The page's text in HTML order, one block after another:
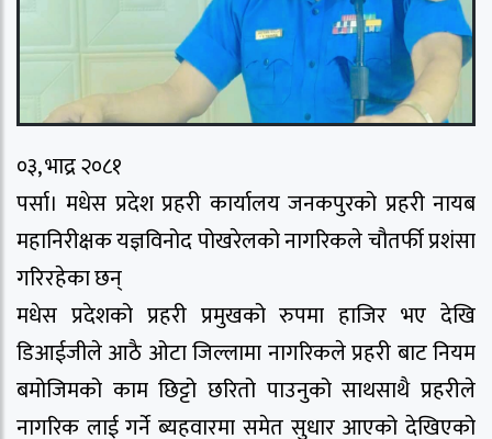
०३, भाद्र २०८१
पर्सा। मधेस प्रदेश प्रहरी कार्यालय जनकपुरको प्रहरी नायब
महानिरीक्षक यज्ञविनोद पोखरेलको नागरिकले चौतर्फी प्रशंसा
गरिरहेका छन्
मधेस प्रदेशको प्रहरी प्रमुखको रुपमा हाजिर भए देखि
डिआईजीले आठै ओटा जिल्लामा नागरिकले प्रहरी बाट नियम
बमोजिमको काम छिट्टो छरितो पाउनुको साथसाथै प्रहरीले
नागरिक लाई गर्ने ब्यहवारमा समेत सुधार आएको देखिएको